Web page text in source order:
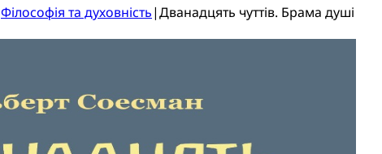
Філософія та духовність|Дванадцять чуттів. Брама душі